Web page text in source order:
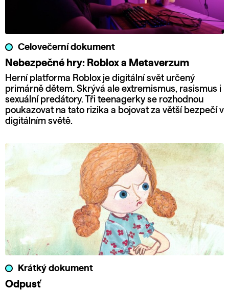
Celovečerní dokument
Nebezpečné hry: Roblox a Metaverzum
Herní platforma Roblox je digitální svět určený
primárně dětem. Skrývá ale extremismus, rasismus i
sexuální predátory. Tři teenagerky se rozhodnou
poukazovat na tato rizika a bojovat za větší bezpečí v
digitálním světě.
Krátký dokument
Odpusť